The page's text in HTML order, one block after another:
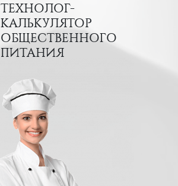
ТЕХНОЛОГ-
КАЛЬКУЛЯТОР
ОБЩЕСТВЕННОГО
ПИТАНИЯ